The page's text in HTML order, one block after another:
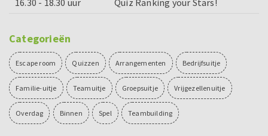
16.30 - 18.30 uur
Quiz Ranking your Stars!
Categorieën
Escape room Quizzen Arrangementen Bedrijfsuitje
Familie-uitje Teamuitje Groepsuitje Vrijgezellenuitje
Overdag Binnen Spel Teambuilding